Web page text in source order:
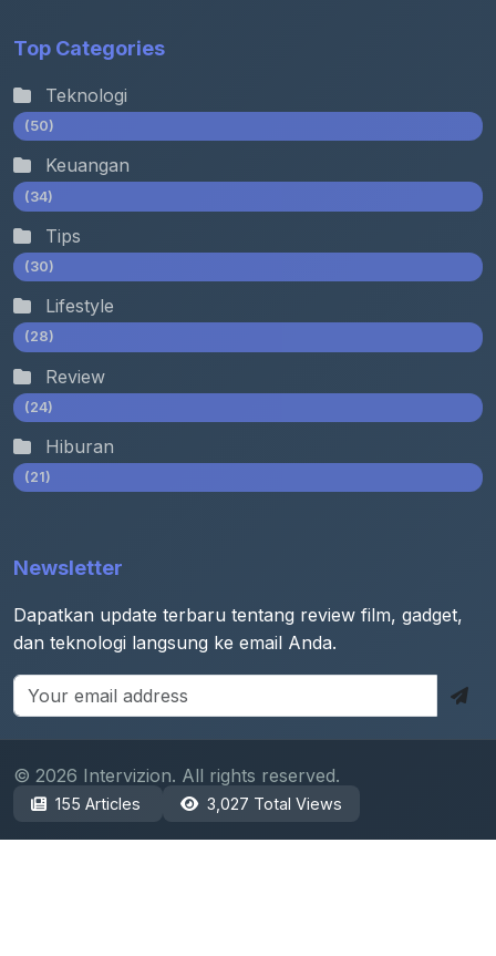
Top Categories
Teknologi
(50)
Keuangan
(34)
Tips
(30)
Lifestyle
(28)
Review
(24)
Hiburan
(21)
Newsletter
Dapatkan update terbaru tentang review film, gadget,
dan teknologi langsung ke email Anda.
© 2026 Intervizion. All rights reserved.
155 Articles 3,027 Total Views